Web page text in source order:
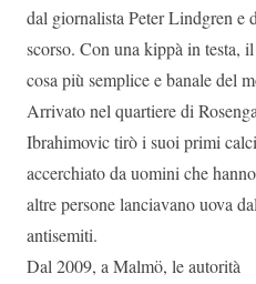
dal giornalista Peter Lindgren e
scorso. Con una kippà in testa,
cosa più semplice e banale del
Arrivato nel quartiere di
Ibrahimovic tirò i suoi primi
accerchiato da uomini che
altre persone lanciavano uova
antisemiti.
Dal 2009, a Malmö, le autorità